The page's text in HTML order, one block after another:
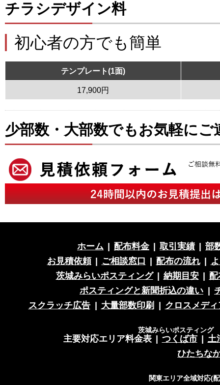
チラシデザイン料
初心者の方でも簡単
テンプレート(1面)
17,900円
少部数・大部数でもお気軽にご
ホーム 配布料金 取引実績
部
お見積依頼
ご相談窓口 配布の流れ
茨城みらいポスティング
納期目安
ポスティングと新聞折込の違い
スクラッチ広告
大量部数印刷 クロスメディ
茨城みらいポスティング
主要対応エリア料金表 つくば市
土
ひたちな
関東エリア全域対応(